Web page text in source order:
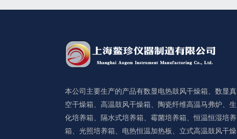
本公司主要生产的产品有数显电热鼓风干燥箱、数显真
空干燥箱、高温鼓风干燥箱、陶瓷纤维高温马弗炉、生
化培养箱、隔水式培养箱、霉菌培养箱、恒温恒湿培养
箱、光照培养箱、电热恒温加热板、立式高温鼓风干燥